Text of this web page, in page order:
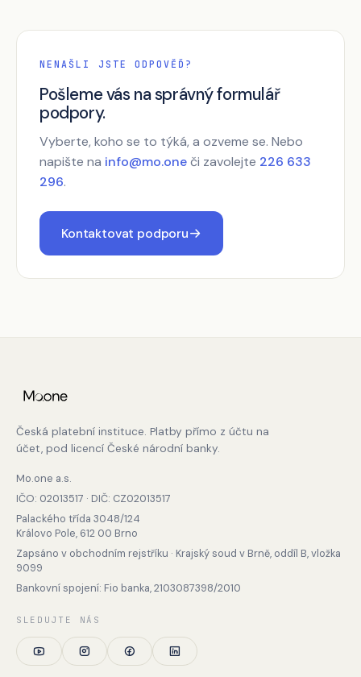
NENAŠLI JSTE ODPOVĚĎ?
Pošleme vás na správný formulář
podpory.
Vyberte, koho se to týká, a ozveme se. Nebo
napište na info@mo.oneči zavolejte 226 633
296.
Kontaktovat podporu
Česká platební instituce. Platby přímo z účtu na
účet, pod licencí České národní banky.
Mo.one a.s.
IČO: 02013517 · DIČ: CZ02013517
Palackého třída 3048/124
Královo Pole, 612 00 Brno
Zapsáno v obchodním rejstříku · Krajský soud v Brně, oddíl B, vložka
9099
Bankovní spojení: Fio banka, 2103087398/2010
SLEDUJTE NÁS